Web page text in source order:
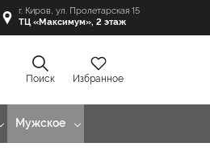
г. Киров, ул. Пролетарская 15
ТЦ «Максимум», 2 этаж
Поиск Избранное
Мужское